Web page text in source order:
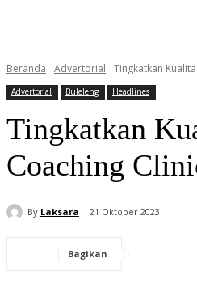
Beranda Advertorial Tingkatkan
Advertorial Buleleng Headlines
Tingkatkan
Coaching
By Laksara 21 Oktober 2023
Bagikan